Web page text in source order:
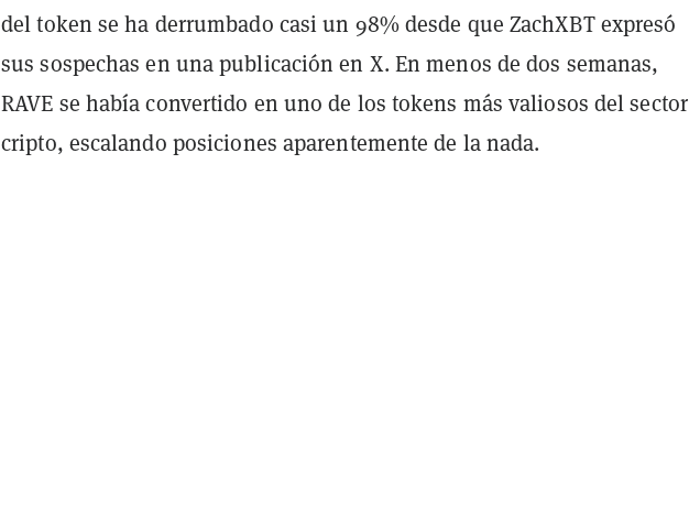
del token se ha derrumbado casi un 98% desde que ZachXBT expresó
sus sospechas en una publicación en X. En menos de dos semanas,
RAVE se había convertido en uno de los tokens más valiosos del sector
cripto, escalando posiciones aparentemente de la nada.